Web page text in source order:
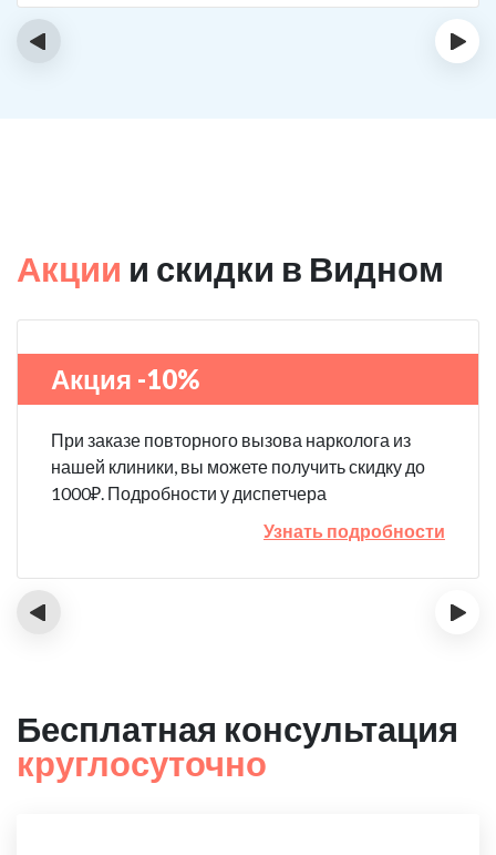
‹ ›
Акции и скидки в Видном
Акция -10%
При заказе повторного вызова нарколога из
нашей клиники, вы можете получить скидку до
1000₽. Подробности у диспетчера
Узнать подробности
‹ ›
Бесплатная консультация
круглосуточно